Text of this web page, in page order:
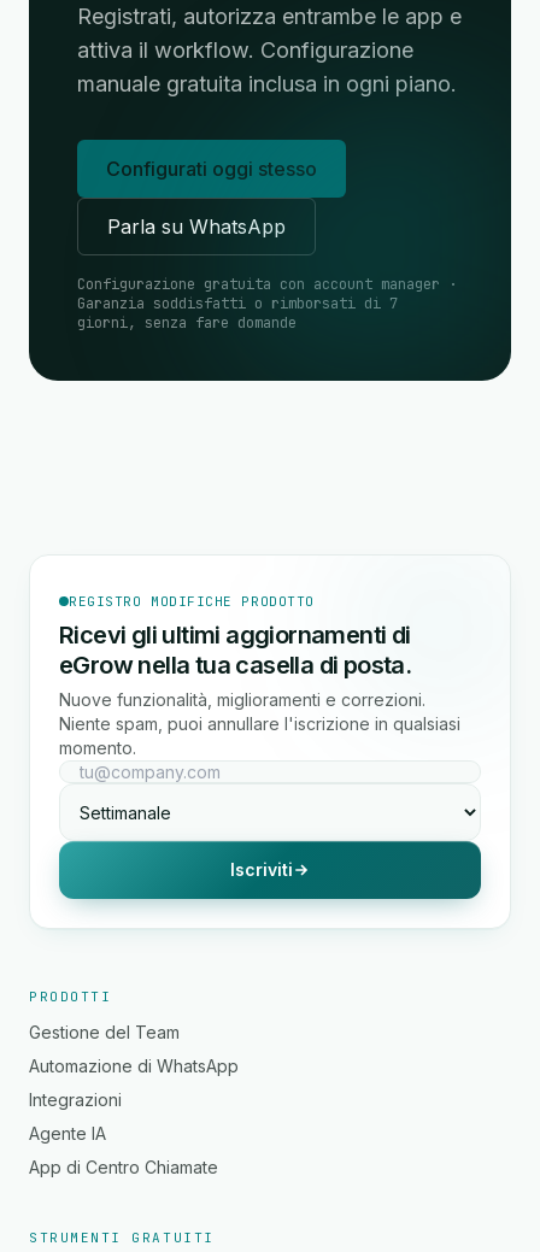
Registrati, autorizza entrambe le app e
attiva il workflow. Configurazione
manuale gratuita inclusa in ogni piano.
Configurati oggi stesso
Parla su WhatsApp
Configurazione gratuita con account manager ·
Garanzia soddisfatti o rimborsati di 7
giorni, senza fare domande
REGISTRO MODIFICHE PRODOTTO
Ricevi gli ultimi aggiornamenti di
eGrow nella tua casella di posta.
Nuove funzionalità, miglioramenti e correzioni.
Niente spam, puoi annullare l'iscrizione in qualsiasi
momento.
Iscriviti
PRODOTTI
Gestione del Team
Automazione di WhatsApp
Integrazioni
Agente IA
App di Centro Chiamate
STRUMENTI GRATUITI